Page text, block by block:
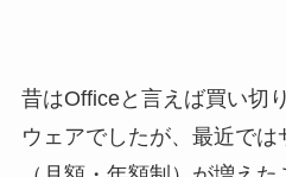
昔はOfficeと言えば買い切
ウェアでしたが、最近で